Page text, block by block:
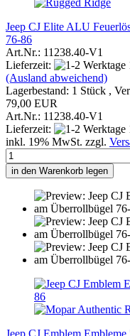
Jeep CJ Elite ALU
76-86
Art.Nr.: 11238.40-V1
Lieferzeit:
(Ausland abweichend)
Lagerbestand: 1 Stück ,
79,00 EUR
Art.Nr.: 11238.40-V1
Lieferzeit:
inkl. 19% MwSt. zzgl.
in den Warenkorb legen
Jeep CJ Emblem